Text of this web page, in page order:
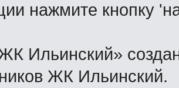
нажмите кнопку
Ильинский»
ЖК Ильинский.